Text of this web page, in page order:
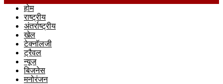
होम
राष्ट्रीय
अंतर्राष्ट्रीय
खेल
टेक्नॉलजी
ट्रैवल
न्यूज
बिजनेस
मनोरंजन